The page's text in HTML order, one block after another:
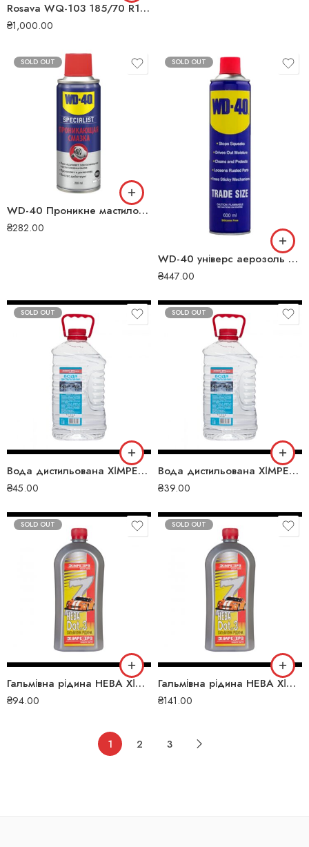
Rosava WQ-103 185/70 R14 88S зимова шина
₴1,000.00
SOLD OUT
WD-40 Проникне мастило Рідкий ключ з перетворювачем іржі 200мл 124W700113
₴282.00
SOLD OUT
WD-40 універс аерозоль 600мл 124W706000
₴447.00
SOLD OUT
Вода дистильована ХІМРЕЗЕРВ 4 л sng-5521
₴45.00
SOLD OUT
Вода дистильована ХІМРЕЗЕРВ 5 л sng-5522
₴39.00
SOLD OUT
Гальмівна рідина НЕВА ХІМРЕЗЕРВ 05 л sng-5514
₴94.00
SOLD OUT
Гальмівна рідина НЕВА ХІМРЕЗЕРВ 1 л sng-5513
₴141.00
1 2 3